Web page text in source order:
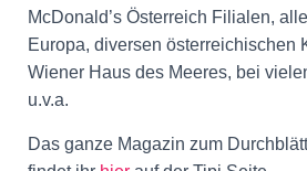
McDonald’s Österreich Filialen,
Europa, diversen österreichischen
Wiener Haus des Meeres, bei
u.v.a.
Das ganze Magazin zum